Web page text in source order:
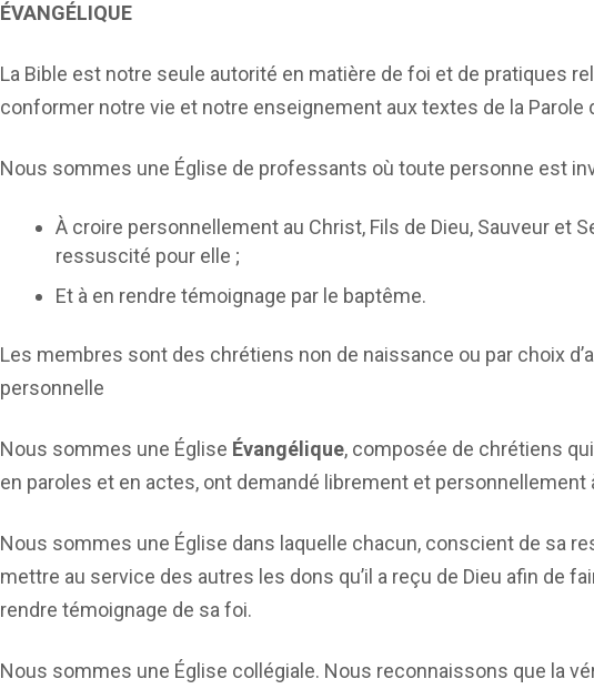
ÉVANGÉLIQUE
La Bible est notre seule autorité en matière de foi et de pratiques
conformer notre vie et notre enseignement aux textes de la Parole
Nous sommes une Église de professants où toute personne est
À croire personnellement au Christ, Fils de Dieu, Sauveur et
ressuscité pour elle ;
Et à en rendre témoignage par le baptême.
Les membres sont des chrétiens non de naissance ou par choix
personnelle
Nous sommes une Église Évangélique, composée de chrétiens
en paroles et en actes, ont demandé librement et personnellement
Nous sommes une Église dans laquelle chacun, conscient de sa
mettre au service des autres les dons qu’il a reçu de Dieu afin de
rendre témoignage de sa foi.
Nous sommes une Église collégiale. Nous reconnaissons que la